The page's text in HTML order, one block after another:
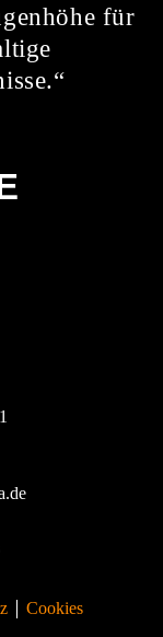
für
Cookies